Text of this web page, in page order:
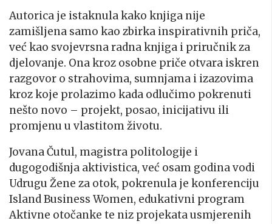
Autorica je istaknula kako knjiga nije
zamišljena samo kao zbirka inspirativnih priča,
već kao svojevrsna radna knjiga i priručnik za
djelovanje. Ona kroz osobne priče otvara iskren
razgovor o strahovima, sumnjama i izazovima
kroz koje prolazimo kada odlučimo pokrenuti
nešto novo – projekt, posao, inicijativu ili
promjenu u vlastitom životu.
Jovana Čutul, magistra politologije i
dugogodišnja aktivistica, već osam godina vodi
Udrugu Žene za otok, pokrenula je konferenciju
Island Business Women, edukativni program
Aktivne otočanke te niz projekata usmjerenih